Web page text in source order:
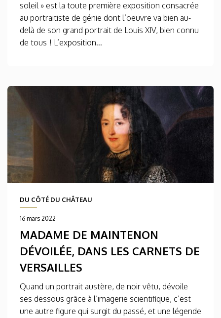
soleil » est la toute première exposition consacrée
au portraitiste de génie dont l’oeuvre va bien au-
delà de son grand portrait de Louis XIV, bien connu
de tous ! L’exposition...
DU CÔTÉ DU CHÂTEAU
16 mars 2022
MADAME DE MAINTENON
DÉVOILÉE, DANS LES CARNETS DE
VERSAILLES
Quand un portrait austère, de noir vêtu, dévoile
ses dessous grâce à l’imagerie scientifique, c’est
une autre figure qui surgit du passé, et une légende